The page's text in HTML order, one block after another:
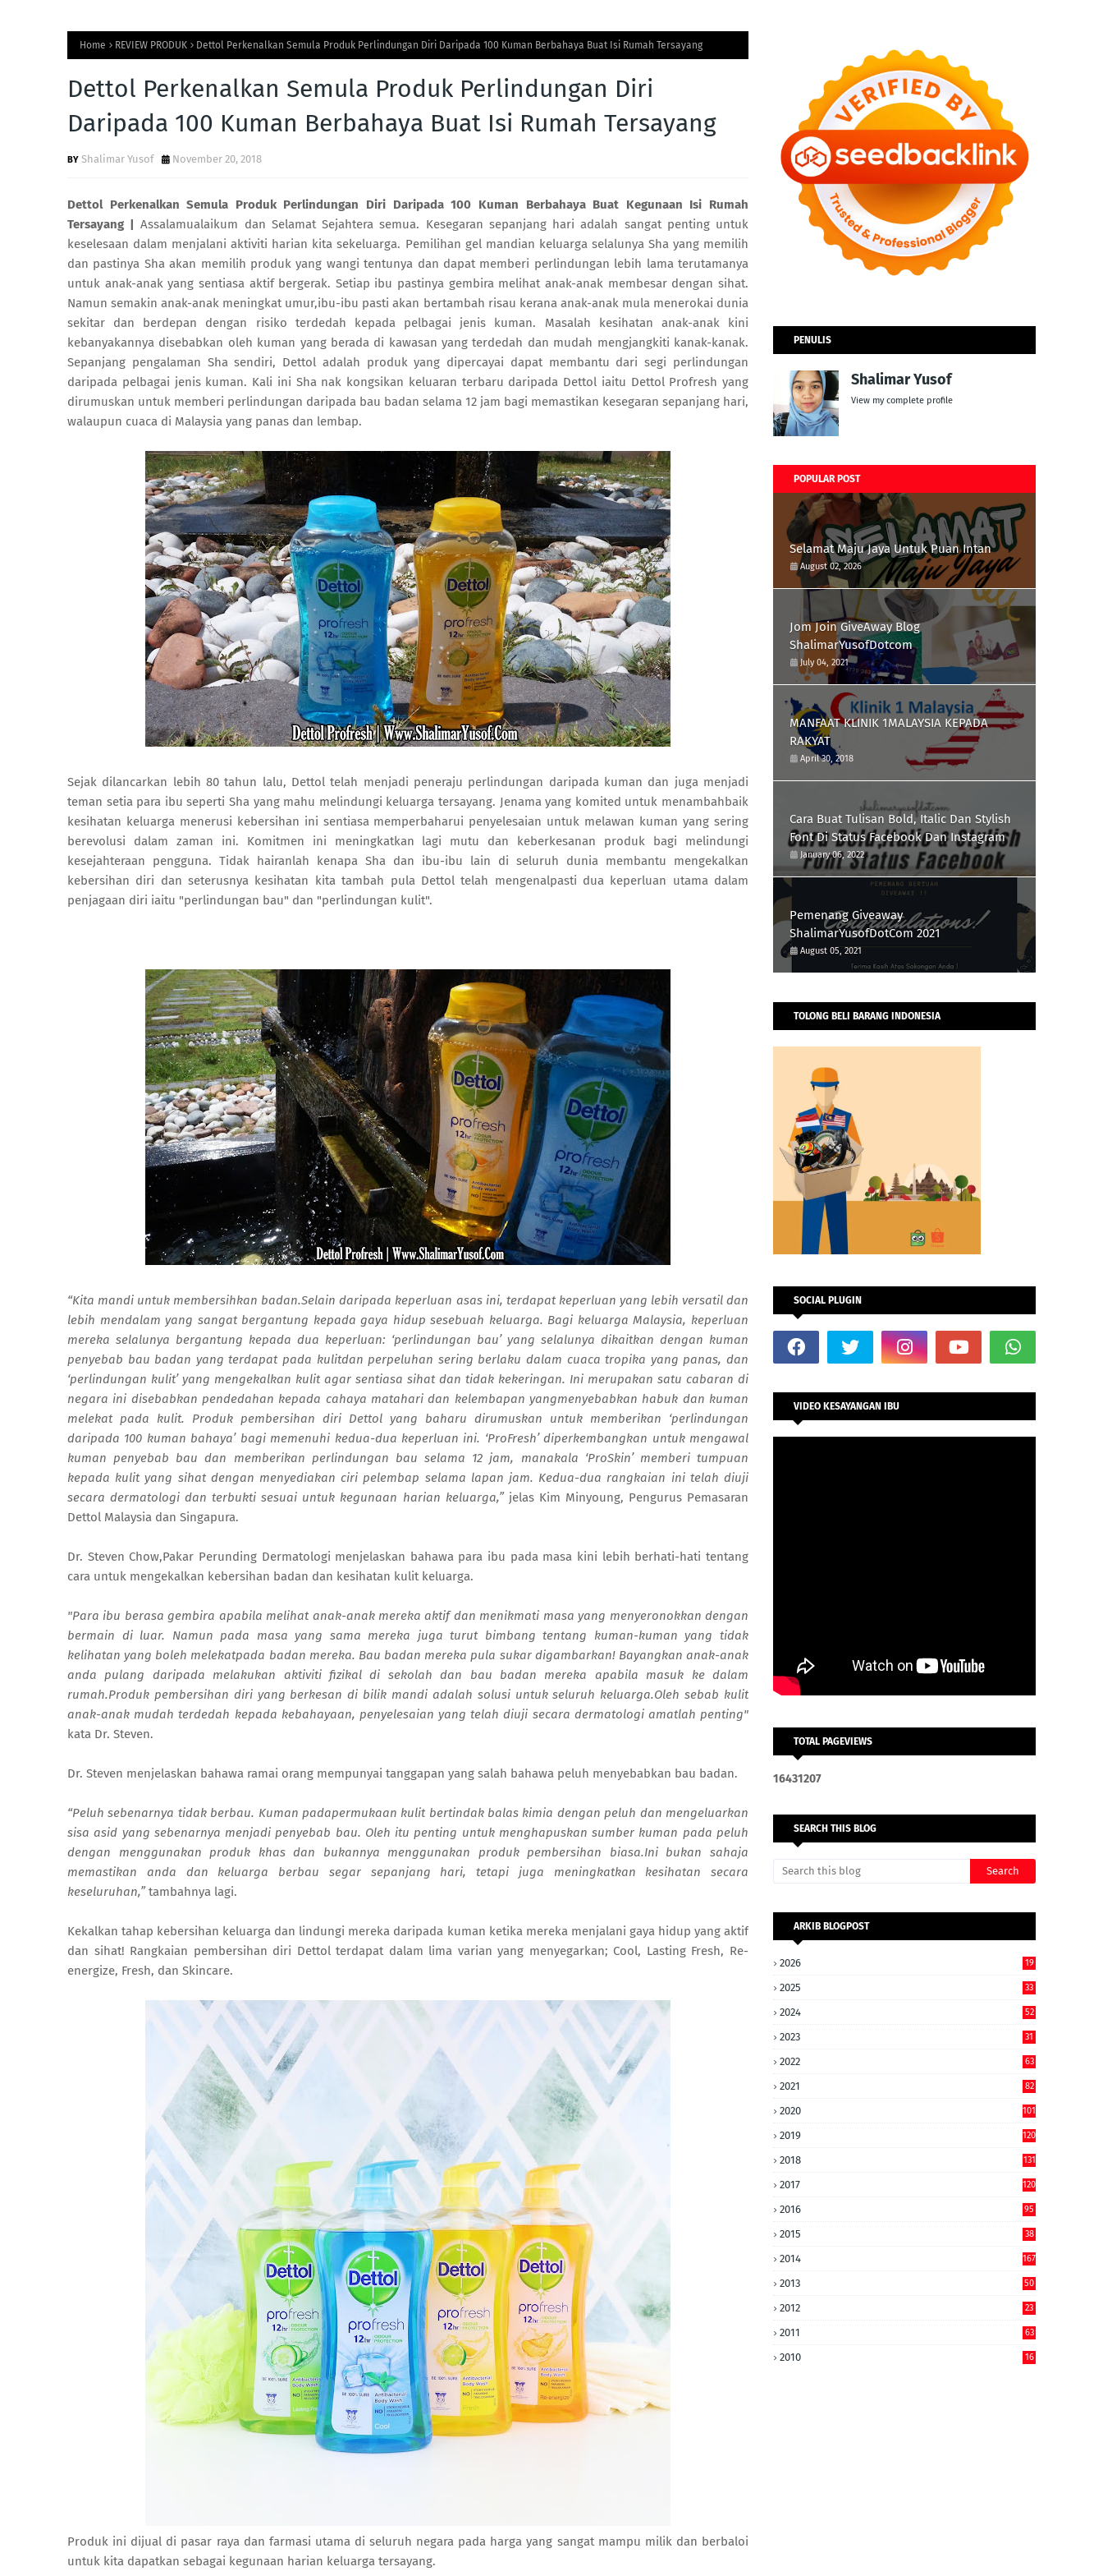
Home REVIEW PRODUK Dettol Perkenalkan Semula Produk Perlindungan Diri Daripada 100 Kuman Berbahaya Buat Isi Rumah Tersayang
Dettol Perkenalkan Semula Produk Perlindungan Diri
Daripada 100 Kuman Berbahaya Buat Isi Rumah Tersayang
Shalimar Yusof November 20, 2018
Dettol Perkenalkan Semula Produk Perlindungan Diri Daripada 100 Kuman Berbahaya Buat Kegunaan Isi Rumah
Tersayang | Assalamualaikum dan Selamat Sejahtera semua. Kesegaran sepanjang hari adalah sangat penting untuk
keselesaan dalam menjalani aktiviti harian kita sekeluarga. Pemilihan gel mandian keluarga selalunya Sha yang memilih
dan pastinya Sha akan memilih produk yang wangi tentunya dan dapat memberi perlindungan lebih lama terutamanya
untuk anak-anak yang sentiasa aktif bergerak. Setiap ibu pastinya gembira melihat anak-anak membesar dengan sihat.
Namun semakin anak-anak meningkat umur,ibu-ibu pasti akan bertambah risau kerana anak-anak mula menerokai dunia
sekitar dan berdepan dengan risiko terdedah kepada pelbagai jenis kuman. Masalah kesihatan anak-anak kini
kebanyakannya disebabkan oleh kuman yang berada di kawasan yang terdedah dan mudah mengjangkiti kanak-kanak.
Sepanjang pengalaman Sha sendiri, Dettol adalah produk yang dipercayai dapat membantu dari segi perlindungan
daripada pelbagai jenis kuman. Kali ini Sha nak kongsikan keluaran terbaru daripada Dettol iaitu Dettol Profresh yang
dirumuskan untuk memberi perlindungan daripada bau badan selama 12 jam bagi memastikan kesegaran sepanjang hari,
walaupun cuaca di Malaysia yang panas dan lembap.
Sejak dilancarkan lebih 80 tahun lalu, Dettol telah menjadi peneraju perlindungan daripada kuman dan juga menjadi
teman setia para ibu seperti Sha yang mahu melindungi keluarga tersayang. Jenama yang komited untuk menambahbaik
kesihatan keluarga menerusi kebersihan ini sentiasa memperbaharui penyelesaian untuk melawan kuman yang sering
berevolusi dalam zaman ini. Komitmen ini meningkatkan lagi mutu dan keberkesanan produk bagi melindungi
kesejahteraan pengguna. Tidak hairanlah kenapa Sha dan ibu-ibu lain di seluruh dunia membantu mengekalkan
kebersihan diri dan seterusnya kesihatan kita tambah pula Dettol telah mengenalpasti dua keperluan utama dalam
penjagaan diri iaitu "perlindungan bau" dan "perlindungan kulit".
“Kita mandi untuk membersihkan badan.Selain daripada keperluan asas ini, terdapat keperluan yang lebih versatil dan
lebih mendalam yang sangat bergantung kepada gaya hidup sesebuah keluarga. Bagi keluarga Malaysia, keperluan
mereka selalunya bergantung kepada dua keperluan: ‘perlindungan bau’ yang selalunya dikaitkan dengan kuman
penyebab bau badan yang terdapat pada kulitdan perpeluhan sering berlaku dalam cuaca tropika yang panas, dan
‘perlindungan kulit’ yang mengekalkan kulit agar sentiasa sihat dan tidak kekeringan. Ini merupakan satu cabaran di
negara ini disebabkan pendedahan kepada cahaya matahari dan kelembapan yangmenyebabkan habuk dan kuman
melekat pada kulit. Produk pembersihan diri Dettol yang baharu dirumuskan untuk memberikan ‘perlindungan
daripada 100 kuman bahaya’ bagi memenuhi kedua-dua keperluan ini. ‘ProFresh’ diperkembangkan untuk mengawal
kuman penyebab bau dan memberikan perlindungan bau selama 12 jam, manakala ‘ProSkin’ memberi tumpuan
kepada kulit yang sihat dengan menyediakan ciri pelembap selama lapan jam. Kedua-dua rangkaian ini telah diuji
secara dermatologi dan terbukti sesuai untuk kegunaan harian keluarga,”jelas Kim Minyoung, Pengurus Pemasaran
Dettol Malaysia dan Singapura.
Dr. Steven Chow,Pakar Perunding Dermatologi menjelaskan bahawa para ibu pada masa kini lebih berhati-hati tentang
cara untuk mengekalkan kebersihan badan dan kesihatan kulit keluarga.
"Para ibu berasa gembira apabila melihat anak-anak mereka aktif dan menikmati masa yang menyeronokkan dengan
bermain di luar. Namun pada masa yang sama mereka juga turut bimbang tentang kuman-kuman yang tidak
kelihatan yang boleh melekatpada badan mereka. Bau badan mereka pula sukar digambarkan! Bayangkan anak-anak
anda pulang daripada melakukan aktiviti fizikal di sekolah dan bau badan mereka apabila masuk ke dalam
rumah.Produk pembersihan diri yang berkesan di bilik mandi adalah solusi untuk seluruh keluarga.Oleh sebab kulit
anak-anak mudah terdedah kepada kebahayaan, penyelesaian yang telah diuji secara dermatologi amatlah penting"
kata Dr. Steven.
Dr. Steven menjelaskan bahawa ramai orang mempunyai tanggapan yang salah bahawa peluh menyebabkan bau badan.
“Peluh sebenarnya tidak berbau. Kuman padapermukaan kulit bertindak balas kimia dengan peluh dan mengeluarkan
sisa asid yang sebenarnya menjadi penyebab bau. Oleh itu penting untuk menghapuskan sumber kuman pada peluh
dengan menggunakan produk khas dan bukannya menggunakan produk pembersihan biasa.Ini bukan sahaja
memastikan anda dan keluarga berbau segar sepanjang hari, tetapi juga meningkatkan kesihatan secara
keseluruhan,” tambahnya lagi.
Kekalkan tahap kebersihan keluarga dan lindungi mereka daripada kuman ketika mereka menjalani gaya hidup yang aktif
dan sihat! Rangkaian pembersihan diri Dettol terdapat dalam lima varian yang menyegarkan; Cool, Lasting Fresh, Re-
energize, Fresh, dan Skincare.
Produk ini dijual di pasar raya dan farmasi utama di seluruh negara pada harga yang sangat mampu milik dan berbaloi
untuk kita dapatkan sebagai kegunaan harian keluarga tersayang.
PENULIS
Shalimar Yusof
View my complete profile
POPULAR POST
Selamat Maju Jaya Untuk Puan Intan
August 02, 2026
Jom Join GiveAway Blog
ShalimarYusofDotcom
July 04, 2021
MANFAAT KLINIK 1MALAYSIA KEPADA
RAKYAT
April 30, 2018
Cara Buat Tulisan Bold, Italic Dan Stylish
Font Di Status Facebook Dan Instagram
January 06, 2022
Pemenang Giveaway
ShalimarYusofDotCom 2021
August 05, 2021
TOLONG BELI BARANG INDONESIA
SOCIAL PLUGIN
VIDEO KESAYANGAN IBU
TOTAL PAGEVIEWS
16431207
SEARCH THIS BLOG
ARKIB BLOGPOST
2026 19
2025 33
2024 52
2023 31
2022 63
2021 82
2020 101
2019 120
2018 131
2017 120
2016 95
2015 38
2014 167
2013 50
2012 23
2011 63
2010 16